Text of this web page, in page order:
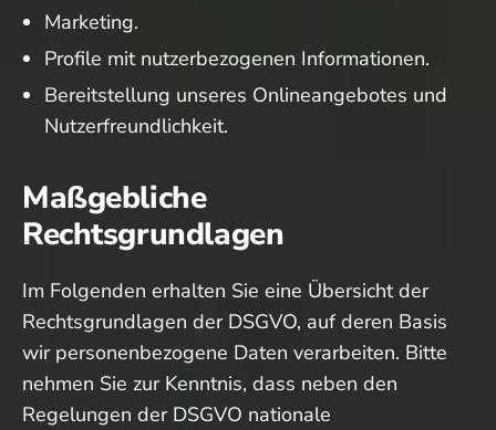
Marketing.
Profile mit nutzerbezogenen Informationen.
Bereitstellung unseres Onlineangebotes und
Nutzerfreundlichkeit.
Maßgebliche
Rechtsgrundlagen
Im Folgenden erhalten Sie eine Übersicht der
Rechtsgrundlagen der DSGVO, auf deren Basis
wir personenbezogene Daten verarbeiten. Bitte
nehmen Sie zur Kenntnis, dass neben den
Regelungen der DSGVO nationale